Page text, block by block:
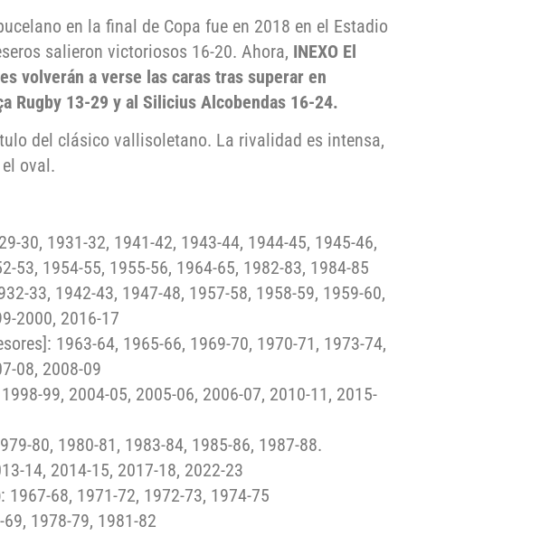
en la final de Copa fue en 2018 en el Estadio
salieron victoriosos 16-20. Ahora, INEXO El
volverán a verse las caras tras superar en
Rugby 13-29 y al Silicius Alcobendas 16-24.
del clásico vallisoletano. La rivalidad es intensa,
oval.
30, 1931-32, 1941-42, 1943-44, 1944-45, 1945-46,
53, 1954-55, 1955-56, 1964-65, 1982-83, 1984-85
33, 1942-43, 1947-48, 1957-58, 1958-59, 1959-60,
2000, 2016-17
1963-64, 1965-66, 1969-70, 1970-71, 1973-74,
08, 2008-09
99, 2004-05, 2005-06, 2006-07, 2010-11, 2015-
80, 1980-81, 1983-84, 1985-86, 1987-88.
14, 2014-15, 2017-18, 2022-23
: 1967-68, 1971-72, 1972-73, 1974-75
1978-79, 1981-82